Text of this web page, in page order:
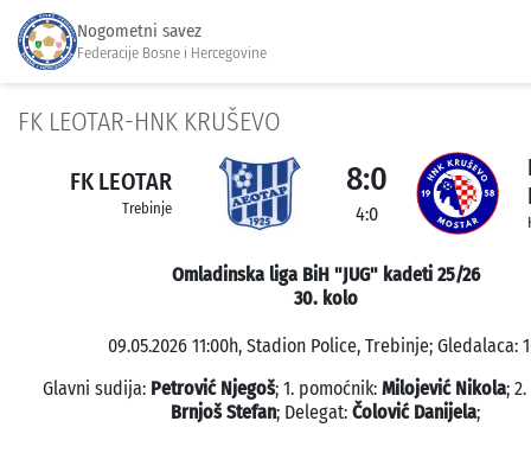
Nogometni savez
Federacije Bosne i Hercegovine
FK LEOTAR-HNK KRUŠEVO
FK LEOTAR
Trebinje
8:0
4:0
Omladinska liga BiH "JUG" kadeti 25/26
30. kolo
09.05.2026 11:00h, Stadion Police, Trebinje; Gledalaca:
Glavni sudija: Petrović Njegoš; 1. pomoćnik: Milojević Nikola;
Brnjoš Stefan; Delegat: Čolović Danijela;